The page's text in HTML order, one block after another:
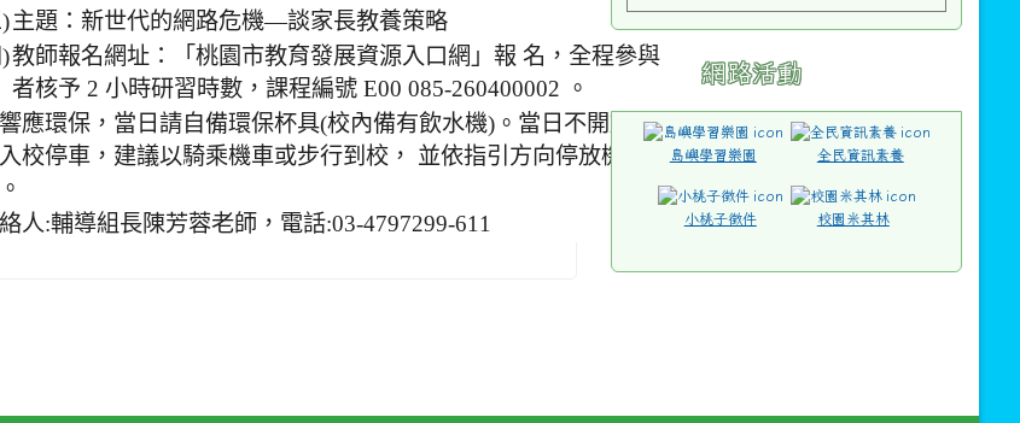
主題：新世代的網路危機—談家長教養策略
教師報名網址：「桃園市教育發展資源入口網」報 名，全程參與
者核予 2 小時研習時數，課程編號 E00 085-260400002 。
應環保，當日請自備環保杯具(校內備有飲水機)。當日不開放汽
校停車，建議以騎乘機車或步行到校， 並依指引方向停放機
人:輔導組長陳芳蓉老師，電話:03-4797299-611
網路活動
島嶼學習樂園 全民資訊素養
小桃子徵件 校園米其林